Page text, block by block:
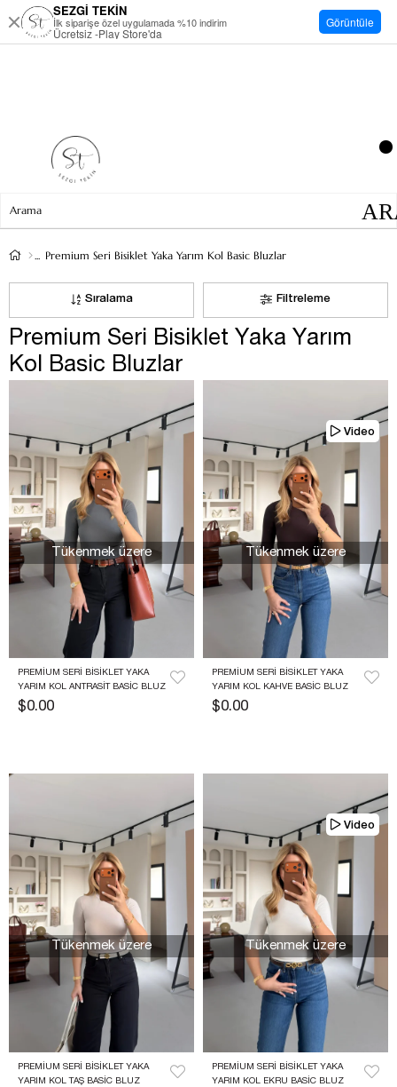
Premium Seri Bisiklet Yaka Yarım Kol Basic Bluzlar
Filtreleme
Sıralama
Premium Seri Bisiklet Yaka Yarım
Kol Basic Bluzlar
PREMIUM SERI BISIKLET YAKA
YARIM KOL ANTRASIT BASIC BLUZ
$0.00
Tükenmek üzere
PREMIUM SERI BISIKLET YAKA
YARIM KOL KAHVE BASIC BLUZ
$0.00
Tükenmek üzere
Video
PREMIUM SERI BISIKLET YAKA
YARIM KOL TAŞ BASIC BLUZ
Tükenmek üzere
PREMIUM SERI BISIKLET YAKA
YARIM KOL EKRU BASIC BLUZ
Tükenmek üzere
Video
SEZGİ TEKİN
İlk siparişe özel uygulamada %10 indirim
Ücretsiz -Play Store'da
Görüntüle